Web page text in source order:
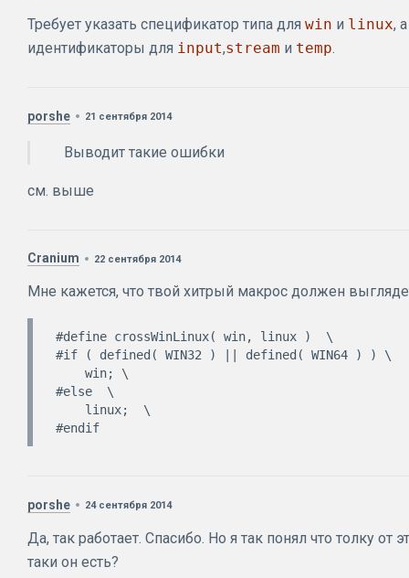
Требует указать спецификатор типа для win и linux,
идентификаторы для input,stream и temp.
porshe 21 сентября 2014
Выводит такие ошибки
см. выше
Cranium 22 сентября 2014
Мне кажется, что твой хитрый макрос должен
#define crossWinLinux( win, linux )  \
#if ( defined( WIN32 ) || defined( WIN64 ) ) \
#else  \
porshe 24 сентября 2014
Да, так работает. Спасибо. Но я так понял что толку от
таки он есть?